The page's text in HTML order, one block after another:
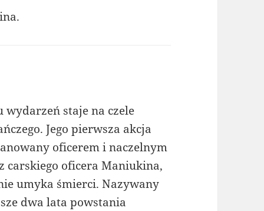
wydarzeń staje na czele
Jego pierwsza akcja
oficerem i naczelnym
carskiego oficera Maniukina,
umyka śmierci. Nazywany
dwa lata powstania